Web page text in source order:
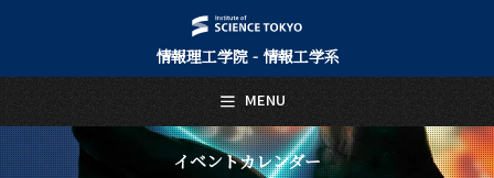
情報理工学院 - 情報工学系
イベントカレンダー
MENU
日本語 English
トップページ
Top Page